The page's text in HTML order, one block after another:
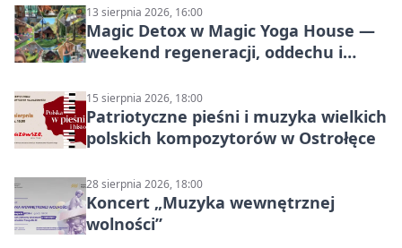
Mazowsza do Korony”
13 sierpnia 2026, 16:00
Magic Detox w Magic Yoga House —
weekend regeneracji, oddechu i
15 sierpnia 2026, 18:00
Patriotyczne pieśni i muzyka wielkich
polskich kompozytorów w Ostrołęce
28 sierpnia 2026, 18:00
Koncert „Muzyka wewnętrznej
wolności”